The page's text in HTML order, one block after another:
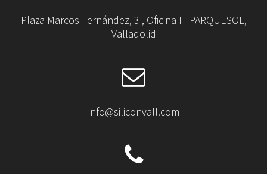
Plaza Marcos Fernández, 3 , Oficina F- PARQUESOL,
Valladolid
info@siliconvall.com